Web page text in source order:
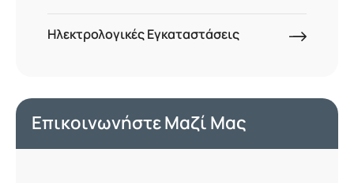
Ηλεκτρολογικές Εγκαταστάσεις
Επικοινωνήστε Μαζί Μας